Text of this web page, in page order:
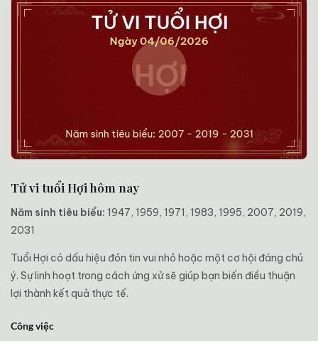
Tử vi tuổi Hợi hôm nay
Năm sinh tiêu biểu: 1947, 1959, 1971, 1983, 1995, 2007, 2019,
2031
Tuổi Hợi có dấu hiệu đón tin vui nhỏ hoặc một cơ hội đáng chú
ý. Sự linh hoạt trong cách ứng xử sẽ giúp bạn biến điều thuận
lợi thành kết quả thực tế.
Công việc